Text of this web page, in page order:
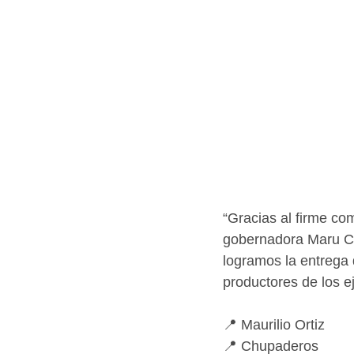
“Gracias al firme
gobernadora Maru
logramos la
productores de los
📍 Maurilio Ortiz
📍 Chupaderos